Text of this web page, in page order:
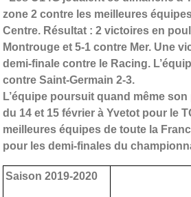
zone 2 contre les meilleures
Centre. Résultat : 2 victoires en
Montrouge et 5-1 contre Mer. Une
demi-finale contre le Racing.
contre Saint-Germain 2-3.
L’équipe poursuit quand même
du 14 et 15 février à Yvetot pour le
meilleures équipes de toute la
pour les demi-finales du
Saison 2019-2020